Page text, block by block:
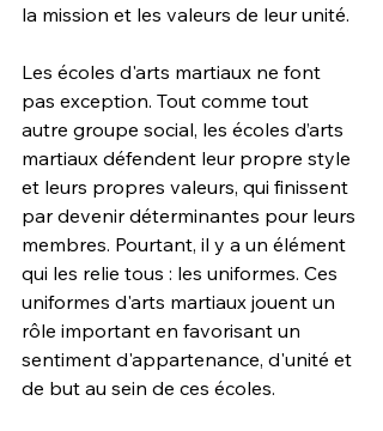
la mission et les valeurs de leur unité.
Les écoles d'arts martiaux ne font
pas exception. Tout comme tout
autre groupe social, les écoles d’arts
martiaux défendent leur propre style
et leurs propres valeurs, qui finissent
par devenir déterminantes pour leurs
membres. Pourtant, il y a un élément
qui les relie tous : les uniformes. Ces
uniformes d'arts martiaux jouent un
rôle important en favorisant un
sentiment d'appartenance, d'unité et
de but au sein de ces écoles.